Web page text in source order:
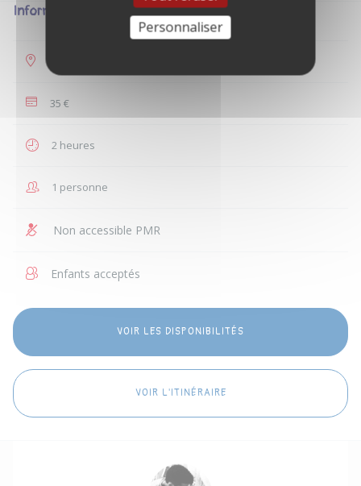
Informations
35 €
2 heures
1 personne
Non accessible PMR
Enfants acceptés
VOIR LES DISPONIBILITÉS
VOIR L'ITINÉRAIRE
Personnaliser